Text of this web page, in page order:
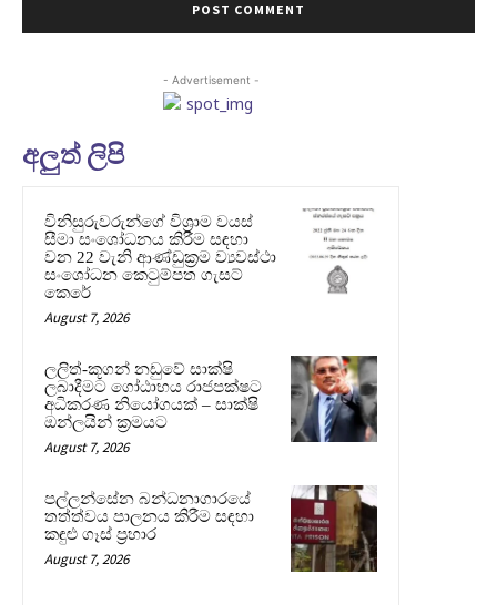
- Advertisement -
අලුත් ලිපි
විනිසුරුවරුන්ගේ විශ්‍රාම වයස්
සීමා සංශෝධනය කිරීම සඳහා
වන 22 වැනි ආණ්ඩුක්‍රම ව්‍යවස්ථා
සංශෝධන කෙටුම්පත ගැසට්
කෙරේ
August 7, 2026
ලලිත්-කූගන් නඩුවේ සාක්ෂි
ලබාදීමට ගෝඨාභය රාජපක්ෂට
අධිකරණ නියෝගයක් – සාක්ෂි
ඔන්ලයින් ක්‍රමයට
August 7, 2026
පල්ලන්සේන බන්ධනාගාරයේ
තත්ත්වය පාලනය කිරීම සඳහා
කඳුළු ගෑස් ප්‍රහාර
August 7, 2026